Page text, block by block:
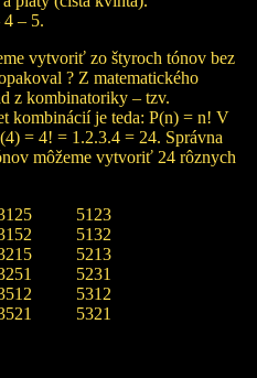
4 – 5.
vytvoriť zo štyroch tónov bez
? Z matematického
z kombinatoriky – tzv.
kombinácií je teda: P(n) = n! V
= 4! = 1.2.3.4 = 24. Správna
môžeme vytvoriť 24 rôznych
5123
5132
5213
5231
5312
5321